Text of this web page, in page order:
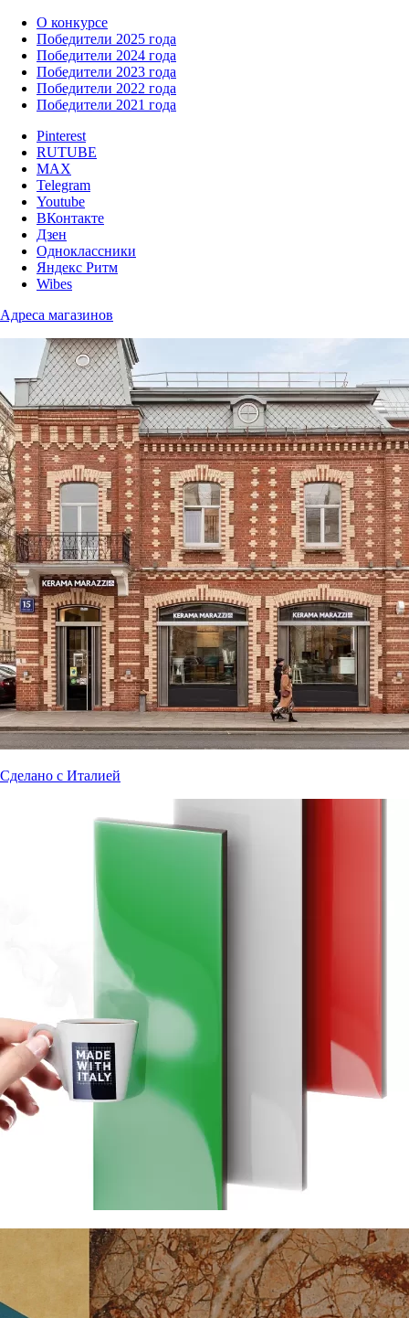
О конкурсе
Победители 2025 года
Победители 2024 года
Победители 2023 года
Победители 2022 года
Победители 2021 года
Pinterest
RUTUBE
MAX
Telegram
Youtube
ВКонтакте
Дзен
Одноклассники
Яндекс Ритм
Wibes
Адреса магазинов
Сделано с Италией